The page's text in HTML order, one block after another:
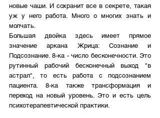
новые чаши. И сохранит все в секрете, такая
уж у него работа. Много о многих знать и
молчать.
Большая двойка здесь имеет прямое
значение аркана Жрица: Сознание и
Подсознание. 8-ка - число бесконечности. Это
рутинный рабочий бесконечный выход "в
астрал", то есть работа с подсознанием
пациента. 8-ка также трансформация и
переход на новый уровень. Это и есть цель
психотерапевтической практики.